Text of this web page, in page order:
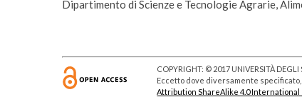
Dipartimento di Scienze e Tecnologie Agrarie,
COPYRIGHT: © 2017 UNIVERSITÀ DEGLI
Eccetto dove diversamente
Attribution ShareAlike 4.0 International